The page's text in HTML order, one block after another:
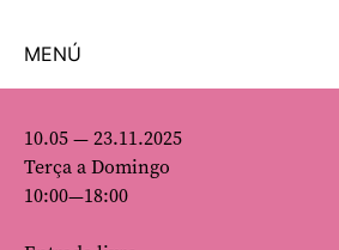
MENÚ
10.05 — 23.11.2025
Terça a Domingo
10:00—18:00